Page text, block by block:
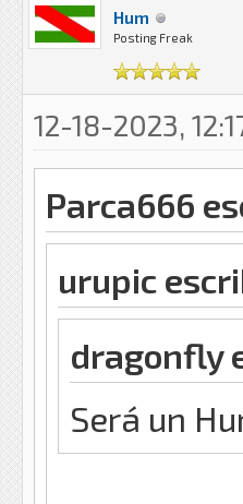
Hum
Posting Freak
12-18-2023,
Parca666
urupic
dragonfly
Será un